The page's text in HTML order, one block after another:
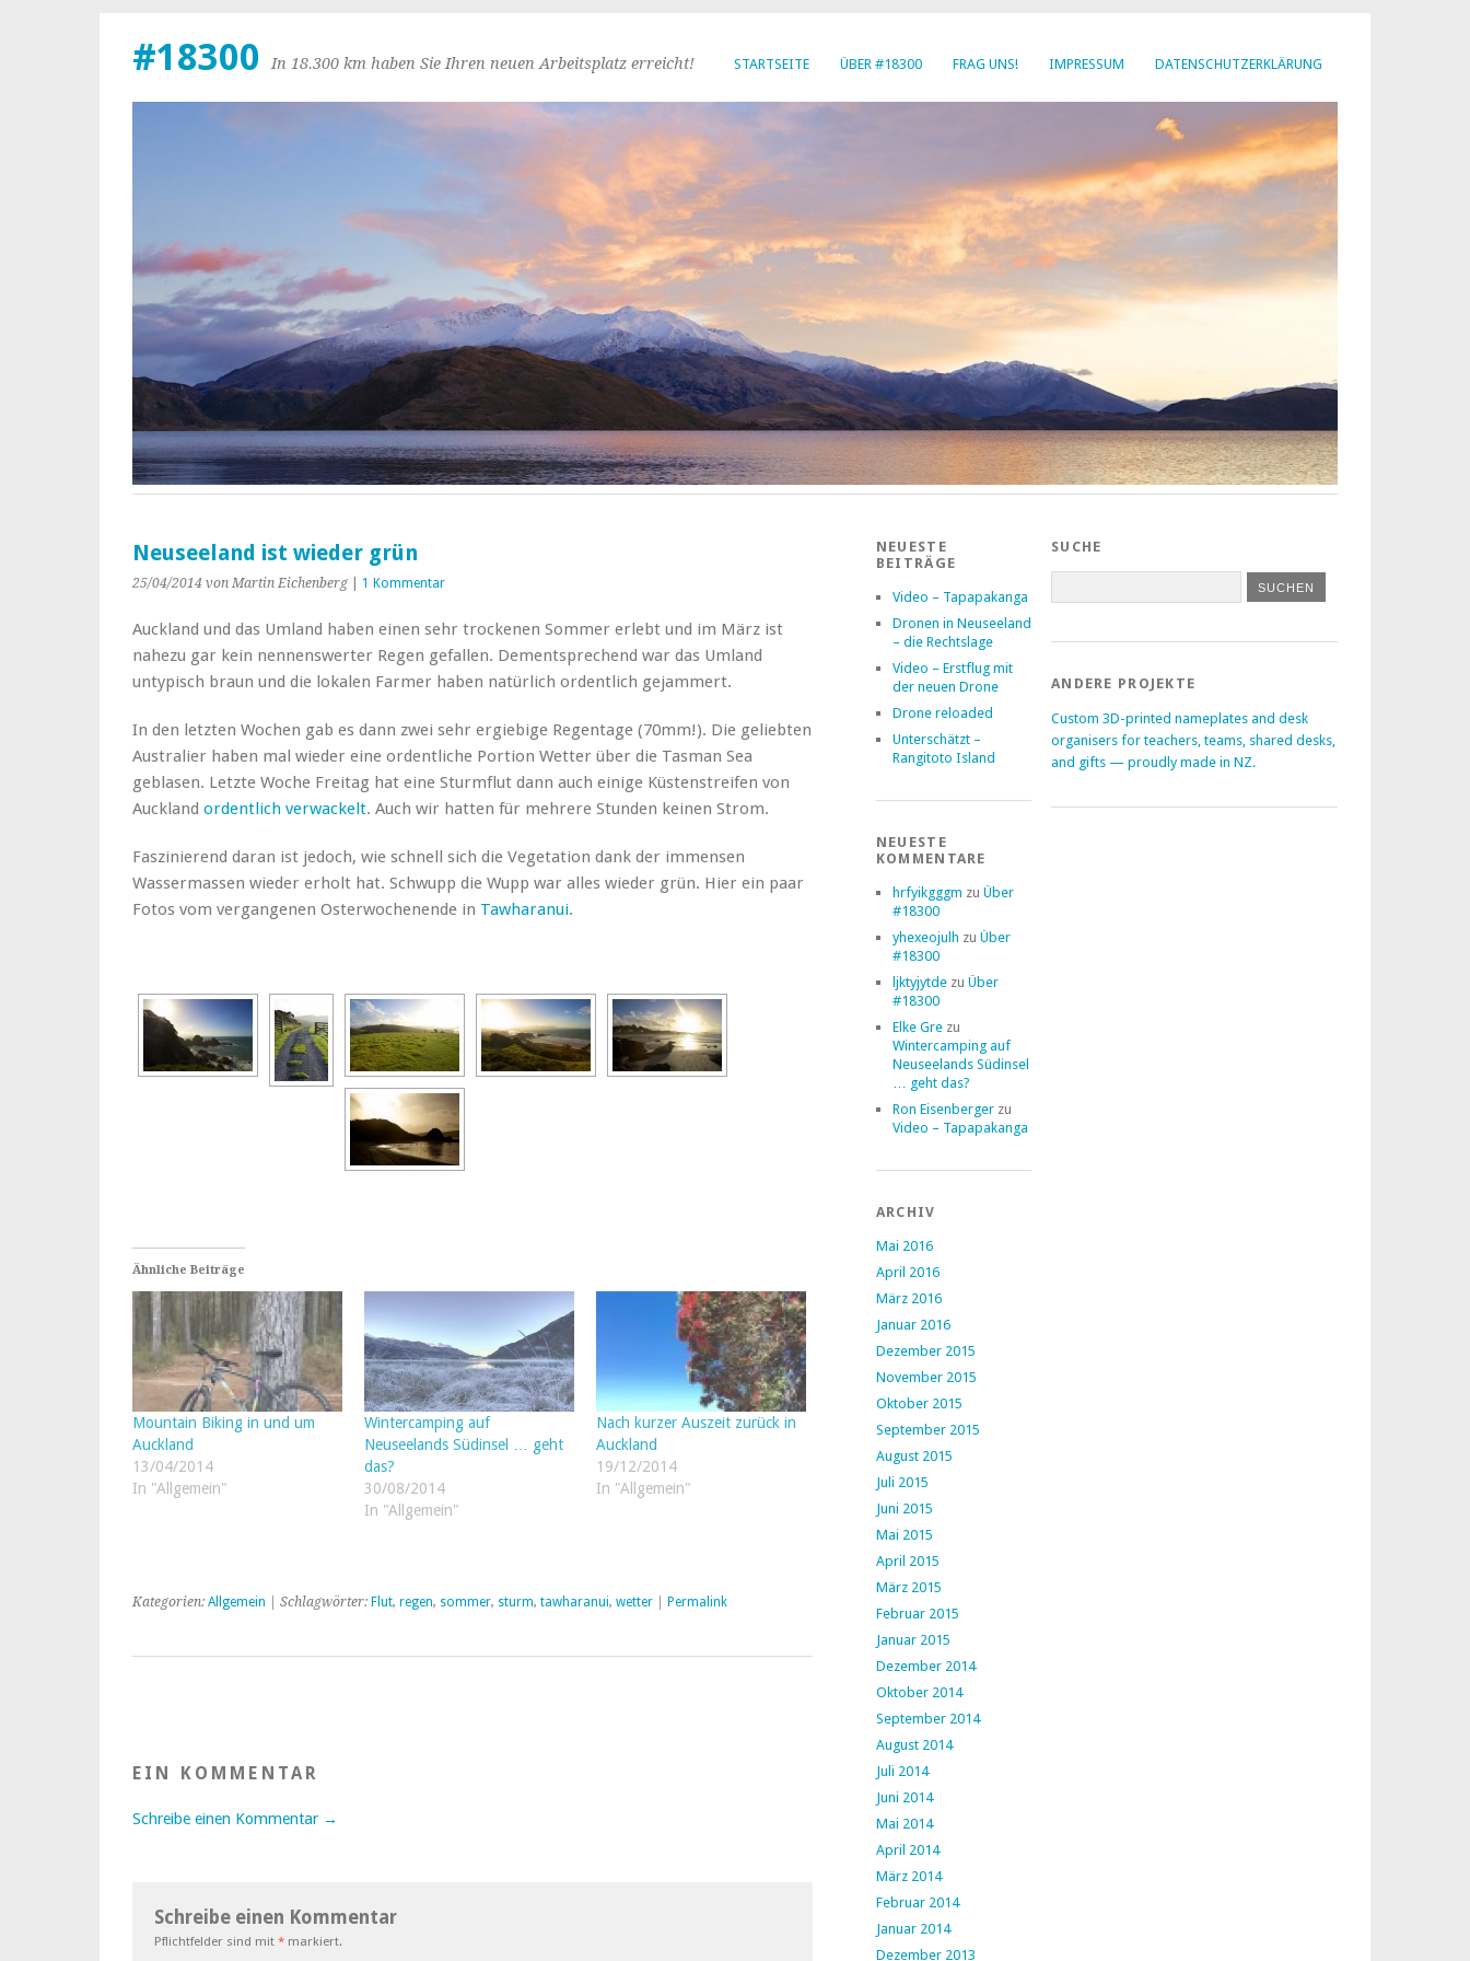
STARTSEITE ÜBER #18300 FRAG UNS! IMPRESSUM DATENSCHUTZERKLÄRUNG
#18300 In 18.300 km haben Sie Ihren neuen Arbeitsplatz erreicht!
Neuseeland ist wieder grün
25/04/2014 von Martin Eichenberg 1 Kommentar
Auckland und das Umland haben einen sehr trockenen Sommer erlebt und im März ist
nahezu gar kein nennenswerter Regen gefallen. Dementsprechend war das Umland
untypisch braun und die lokalen Farmer haben natürlich ordentlich gejammert.
In den letzten Wochen gab es dann zwei sehr ergiebige Regentage (70mm!). Die geliebten
Australier haben mal wieder eine ordentliche Portion Wetter über die Tasman Sea
geblasen. Letzte Woche Freitag hat eine Sturmflut dann auch einige Küstenstreifen von
Auckland ordentlich verwackelt. Auch wir hatten für mehrere Stunden keinen Strom.
Faszinierend daran ist jedoch, wie schnell sich die Vegetation dank der immensen
Wassermassen wieder erholt hat. Schwupp die Wupp war alles wieder grün. Hier ein paar
Fotos vom vergangenen Osterwochenende in Tawharanui.
Ähnliche Beiträge
Mountain Biking in und um
Auckland
13/04/2014
In "Allgemein"
Wintercamping auf
Neuseelands Südinsel … geht
das?
30/08/2014
In "Allgemein"
Nach kurzer Auszeit zurück in
Auckland
19/12/2014
In "Allgemein"
Kategorien: Allgemein | Schlagwörter: Flut, regen, sommer, sturm, tawharanui, wetter Permalink
EIN KOMMENTAR
Schreibe einen Kommentar →
Schreibe einen Kommentar
Pflichtfelder sind mit * markiert.
NEUESTE
BEITRÄGE
Video – Tapapakanga
Dronen in Neuseeland
– die Rechtslage
Video – Erstflug mit
der neuen Drone
Drone reloaded
Unterschätzt –
Rangitoto Island
NEUESTE
KOMMENTARE
hrfyikgggm zu Über
#18300
yhexeojulh zu Über
#18300
ljktyjytdezu Über
#18300
Elke Grezu
Wintercamping auf
Neuseelands Südinsel
… geht das?
Ron Eisenbergerzu
Video – Tapapakanga
ARCHIV
Mai 2016
April 2016
März 2016
Januar 2016
Dezember 2015
November 2015
Oktober 2015
September 2015
August 2015
Juli 2015
Juni 2015
Mai 2015
April 2015
März 2015
Februar 2015
Januar 2015
Dezember 2014
Oktober 2014
September 2014
August 2014
Juli 2014
Juni 2014
Mai 2014
April 2014
März 2014
Februar 2014
Januar 2014
Dezember 2013
SUCHE
ANDERE PROJEKTE
Custom 3D-printed nameplates and desk
organisers for teachers, teams, shared desks,
and gifts — proudly made in NZ.